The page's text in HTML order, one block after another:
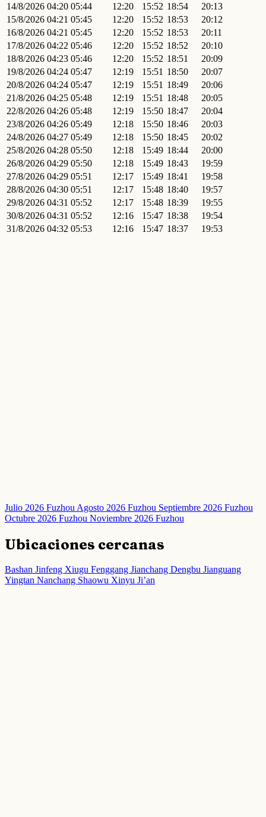
14/8/2026 04:20 05:44 12:20 15:52 18:54
20:13
15/8/2026 04:21 05:45 12:20 15:52 18:53
20:12
16/8/2026 04:21 05:45 12:20 15:52 18:53
20:11
17/8/2026 04:22 05:46 12:20 15:52 18:52
20:10
18/8/2026 04:23 05:46 12:20 15:52 18:51
20:09
19/8/2026 04:24 05:47 12:19 15:51 18:50
20:07
20/8/2026 04:24 05:47 12:19 15:51 18:49
20:06
21/8/2026 04:25 05:48 12:19 15:51 18:48
20:05
22/8/2026 04:26 05:48 12:19 15:50 18:47
20:04
23/8/2026 04:26 05:49 12:18 15:50 18:46
20:03
24/8/2026 04:27 05:49 12:18 15:50 18:45
20:02
25/8/2026 04:28 05:50 12:18 15:49 18:44
20:00
26/8/2026 04:29 05:50 12:18 15:49 18:43
19:59
27/8/2026 04:29 05:51 12:17 15:49 18:41
19:58
28/8/2026 04:30 05:51 12:17 15:48 18:40
19:57
29/8/2026 04:31 05:52 12:17 15:48 18:39
19:55
30/8/2026 04:31 05:52 12:16 15:47 18:38
19:54
31/8/2026 04:32 05:53 12:16 15:47 18:37 19:53
Julio 2026 Fuzhou Agosto 2026 Fuzhou Septiembre 2026 Fuzhou
Octubre 2026 Fuzhou Noviembre 2026 Fuzhou
Ubicaciones cercanas
Bashan Jinfeng Xiugu Fenggang Jianchang Dengbu Jianguang
Yingtan Nanchang Shaowu Xinyu Ji’an